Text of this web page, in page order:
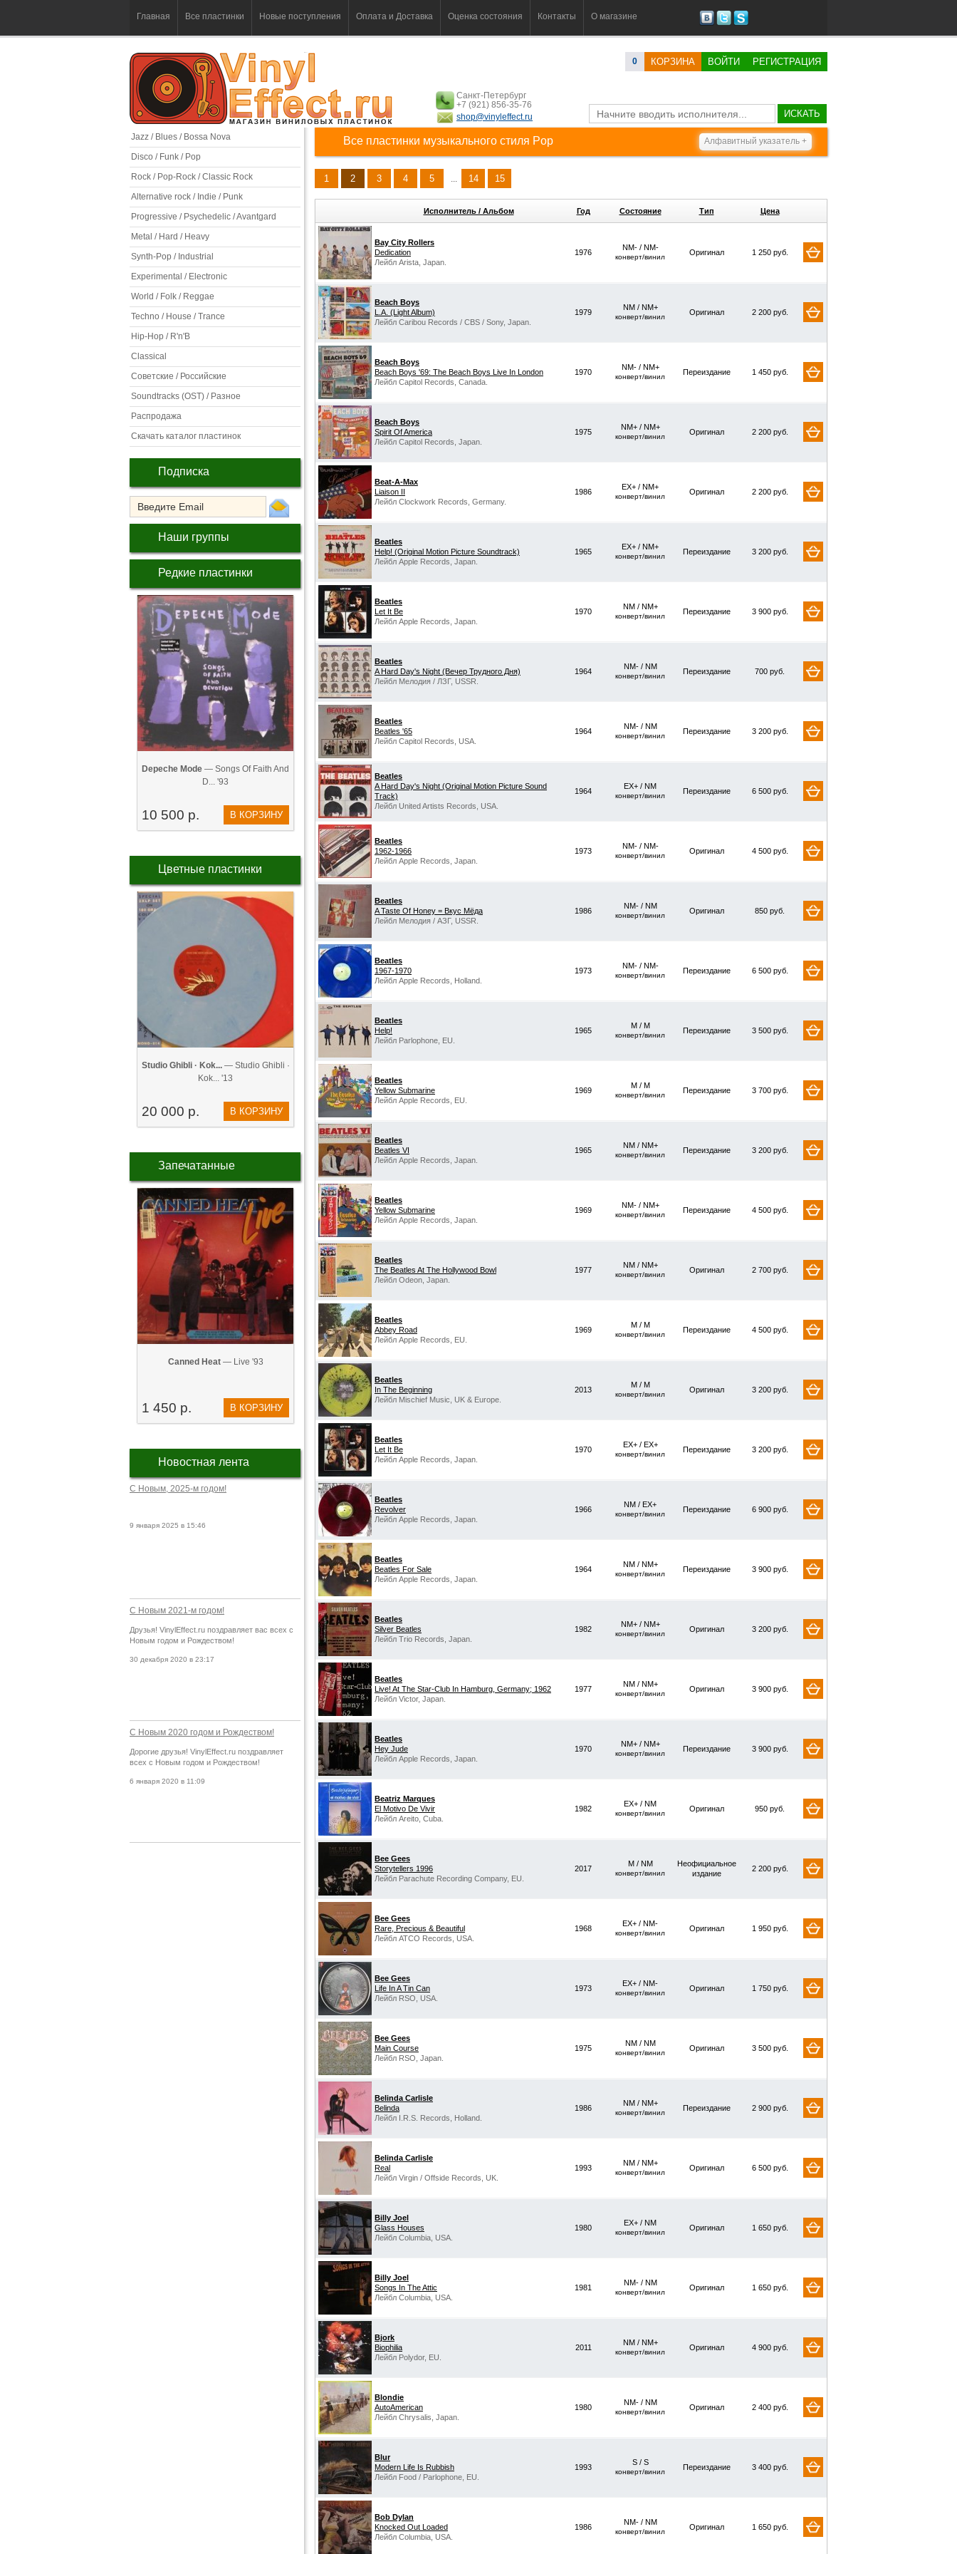
Главная Все пластинки Новые поступления Оплата и Доставка Оценка состояния Контакты О магазине
0 КОРЗИНА ВОЙТИ РЕГИСТРАЦИЯ
Санкт-Петербург
+7 (921) 856-35-76
shop@vinyleffect.ru
ИСКАТЬ
Jazz / Blues / Bossa Nova
Disco / Funk / Pop
Rock / Pop-Rock / Classic Rock
Alternative rock / Indie / Punk
Progressive / Psychedelic / Avantgard
Metal / Hard / Heavy
Synth-Pop / Industrial
Experimental / Electronic
World / Folk / Reggae
Techno / House / Trance
Hip-Hop / R'n'B
Classical
Советские / Российские
Soundtracks (OST) / Разное
Распродажа
Скачать каталог пластинок
Подписка
Наши группы
Редкие пластинки
Depeche Mode — Songs Of Faith And
D... '93
10 500 р. В КОРЗИНУ
Цветные пластинки
Studio Ghibli · Kok...— Studio Ghibli ·
Kok... '13
20 000 р. В КОРЗИНУ
Запечатанные
Canned Heat— Live '93
1 450 р. В КОРЗИНУ
Новостная лента
С Новым, 2025-м годом!
9 января 2025 в 15:46
С Новым 2021-м годом!
Друзья! VinylEffect.ru поздравляет вас всех с
Новым годом и Рождеством!
30 декабря 2020 в 23:17
С Новым 2020 годом и Рождеством!
Дорогие друзья! VinylEffect.ru поздравляет
всех с Новым годом и Рождеством!
6 января 2020 в 11:09
Все пластинки музыкального стиля Pop Алфавитный указатель +
1 2 3 4 5 ... 14 15
Исполнитель / Альбом Год Состояние Тип Цена
Bay City Rollers
Dedication
Лейбл Arista, Japan.
1976
NM- / NM-
конверт/винил
Оригинал 1 250 руб.
Beach Boys
L.A. (Light Album)
Лейбл Caribou Records / CBS / Sony, Japan.
1979
NM / NM+
конверт/винил
Оригинал 2 200 руб.
Beach Boys
Beach Boys '69: The Beach Boys Live In London
Лейбл Capitol Records, Canada.
1970
NM- / NM+
конверт/винил
Переиздание 1 450 руб.
Beach Boys
Spirit Of America
Лейбл Capitol Records, Japan.
1975
NM+ / NM+
конверт/винил
Оригинал 2 200 руб.
Beat-A-Max
Liaison II
Лейбл Clockwork Records, Germany.
1986
EX+ / NM+
конверт/винил
Оригинал 2 200 руб.
Beatles
Help! (Original Motion Picture Soundtrack)
Лейбл Apple Records, Japan.
1965
EX+ / NM+
конверт/винил
Переиздание 3 200 руб.
Beatles
Let It Be
Лейбл Apple Records, Japan.
1970
NM / NM+
конверт/винил
Переиздание 3 900 руб.
Beatles
A Hard Day's Night (Вечер Трудного Дня)
Лейбл Мелодия / ЛЗГ, USSR.
1964
NM- / NM
конверт/винил
Переиздание 700 руб.
Beatles
Beatles '65
Лейбл Capitol Records, USA.
1964
NM- / NM
конверт/винил
Переиздание 3 200 руб.
Beatles
A Hard Day's Night (Original Motion Picture Sound
Track)
Лейбл United Artists Records, USA.
1964
EX+ / NM
конверт/винил
Переиздание 6 500 руб.
Beatles
1962-1966
Лейбл Apple Records, Japan.
1973
NM- / NM-
конверт/винил
Оригинал 4 500 руб.
Beatles
A Taste Of Honey = Вкус Мёда
Лейбл Мелодия / АЗГ, USSR.
1986
NM- / NM
конверт/винил
Оригинал 850 руб.
Beatles
1967-1970
Лейбл Apple Records, Holland.
1973
NM- / NM-
конверт/винил
Переиздание 6 500 руб.
Beatles
Help!
Лейбл Parlophone, EU.
1965
M / M
конверт/винил
Переиздание 3 500 руб.
Beatles
Yellow Submarine
Лейбл Apple Records, EU.
1969
M / M
конверт/винил
Переиздание 3 700 руб.
Beatles
Beatles VI
Лейбл Apple Records, Japan.
1965
NM / NM+
конверт/винил
Переиздание 3 200 руб.
Beatles
Yellow Submarine
Лейбл Apple Records, Japan.
1969
NM- / NM+
конверт/винил
Переиздание 4 500 руб.
Beatles
The Beatles At The Hollywood Bowl
Лейбл Odeon, Japan.
1977
NM / NM+
конверт/винил
Оригинал 2 700 руб.
Beatles
Abbey Road
Лейбл Apple Records, EU.
1969
M / M
конверт/винил
Переиздание 4 500 руб.
Beatles
In The Beginning
Лейбл Mischief Music, UK & Europe.
2013
M / M
конверт/винил
Оригинал 3 200 руб.
Beatles
Let It Be
Лейбл Apple Records, Japan.
1970
EX+ / EX+
конверт/винил
Переиздание 3 200 руб.
Beatles
Revolver
Лейбл Apple Records, Japan.
1966
NM / EX+
конверт/винил
Переиздание 6 900 руб.
Beatles
Beatles For Sale
Лейбл Apple Records, Japan.
1964
NM / NM+
конверт/винил
Переиздание 3 900 руб.
Beatles
Silver Beatles
Лейбл Trio Records, Japan.
1982
NM+ / NM+
конверт/винил
Оригинал 3 200 руб.
Beatles
Live! At The Star-Club In Hamburg, Germany; 1962
Лейбл Victor, Japan.
1977
NM / NM+
конверт/винил
Оригинал 3 900 руб.
Beatles
Hey Jude
Лейбл Apple Records, Japan.
1970
NM+ / NM+
конверт/винил
Переиздание 3 900 руб.
Beatriz Marques
El Motivo De Vivir
Лейбл Areito, Cuba.
1982
EX+ / NM
конверт/винил
Оригинал 950 руб.
Bee Gees
Storytellers 1996
Лейбл Parachute Recording Company, EU.
2017
M / NM
конверт/винил
Неофициальное
издание
2 200 руб.
Bee Gees
Rare, Precious & Beautiful
Лейбл ATCO Records, USA.
1968
EX+ / NM-
конверт/винил
Оригинал 1 950 руб.
Bee Gees
Life In A Tin Can
Лейбл RSO, USA.
1973
EX+ / NM-
конверт/винил
Оригинал 1 750 руб.
Bee Gees
Main Course
Лейбл RSO, Japan.
1975
NM / NM
конверт/винил
Оригинал 3 500 руб.
Belinda Carlisle
Belinda
Лейбл I.R.S. Records, Holland.
1986
NM / NM+
конверт/винил
Переиздание 2 900 руб.
Belinda Carlisle
Real
Лейбл Virgin / Offside Records, UK.
1993
NM / NM+
конверт/винил
Оригинал 6 500 руб.
Billy Joel
Glass Houses
Лейбл Columbia, USA.
1980
EX+ / NM
конверт/винил
Оригинал 1 650 руб.
Billy Joel
Songs In The Attic
Лейбл Columbia, USA.
1981
NM- / NM
конверт/винил
Оригинал 1 650 руб.
Bjork
Biophilia
Лейбл Polydor, EU.
2011
NM / NM+
конверт/винил
Оригинал 4 900 руб.
Blondie
AutoAmerican
Лейбл Chrysalis, Japan.
1980
NM- / NM
конверт/винил
Оригинал 2 400 руб.
Blur
Modern Life Is Rubbish
Лейбл Food ‎/ Parlophone, EU.
1993
S / S
конверт/винил
Переиздание 3 400 руб.
Bob Dylan
Knocked Out Loaded
Лейбл Columbia, USA.
1986
NM- / NM
конверт/винил
Оригинал 1 650 руб.